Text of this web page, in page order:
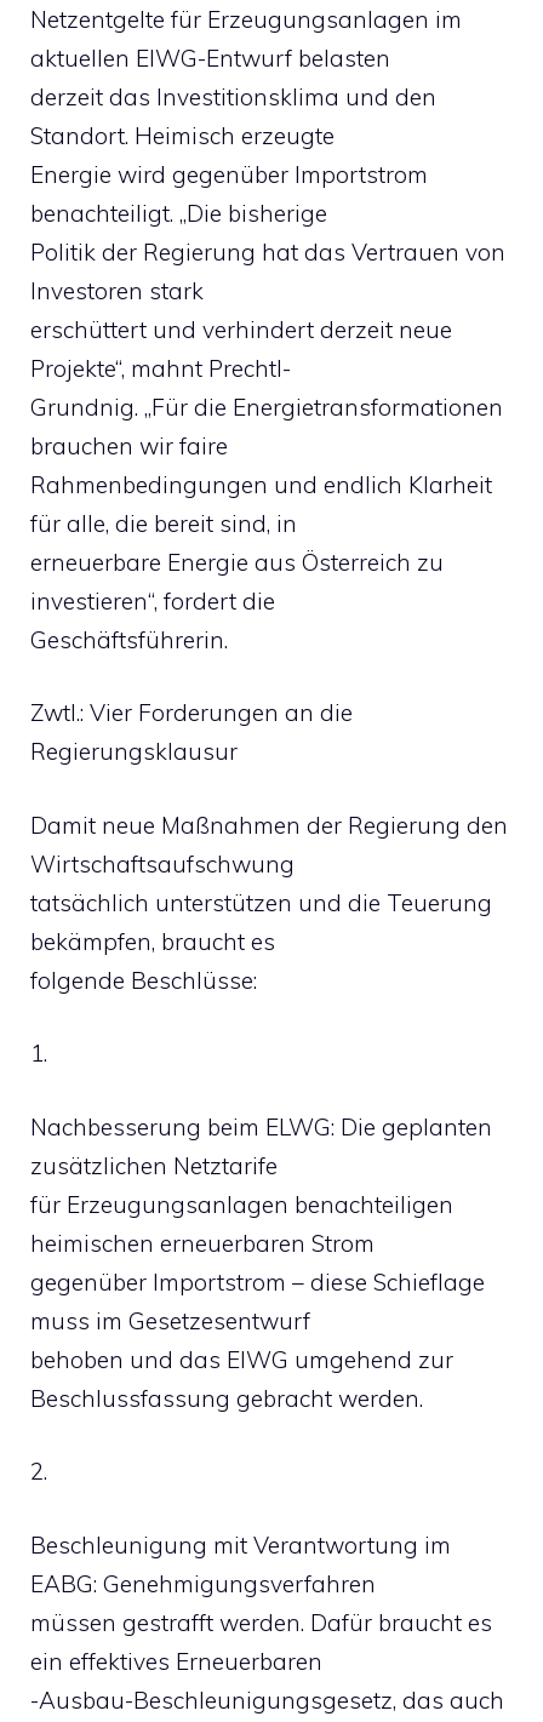
Netzentgelte für Erzeugungsanlagen im
aktuellen ElWG-Entwurf belasten
derzeit das Investitionsklima und den
Standort. Heimisch erzeugte
Energie wird gegenüber Importstrom
benachteiligt. „Die bisherige
Politik der Regierung hat das Vertrauen von
Investoren stark
erschüttert und verhindert derzeit neue
Projekte“, mahnt Prechtl-
Grundnig. „Für die Energietransformationen
brauchen wir faire
Rahmenbedingungen und endlich Klarheit
für alle, die bereit sind, in
erneuerbare Energie aus Österreich zu
investieren“, fordert die
Geschäftsführerin.
Zwtl.: Vier Forderungen an die
Regierungsklausur
Damit neue Maßnahmen der Regierung den
Wirtschaftsaufschwung
tatsächlich unterstützen und die Teuerung
bekämpfen, braucht es
folgende Beschlüsse:
1.
Nachbesserung beim ELWG: Die geplanten
zusätzlichen Netztarife
für Erzeugungsanlagen benachteiligen
heimischen erneuerbaren Strom
gegenüber Importstrom – diese Schieflage
muss im Gesetzesentwurf
behoben und das ElWG umgehend zur
Beschlussfassung gebracht werden.
2.
Beschleunigung mit Verantwortung im
EABG: Genehmigungsverfahren
müssen gestrafft werden. Dafür braucht es
ein effektives Erneuerbaren
-Ausbau-Beschleunigungsgesetz, das auch